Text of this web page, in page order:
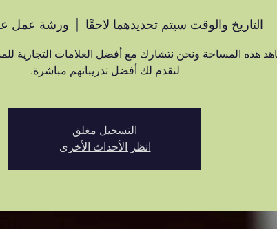
التاريخ والوقت سيتم تحديدهما لاحقًا ورشة عمل
هذه المساحة ونحن نتشارك مع أفضل العلامات التجارية
لنقدم لك أفضل تدريباتهم مباشرة.
التسجيل مغلق
انظر الأحداث الأخرى